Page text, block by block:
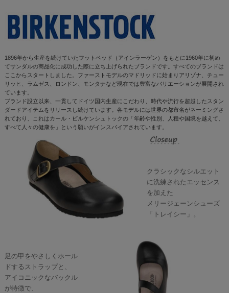
1896年から生産を続けていたフットベッド（アインラーゲン）をもとに1960年に初め
てサンダルの商品化に成功した際に立ち上げられたブランドです。すべてのブランドは
ここからスタートしました。ファーストモデルのマドリッドに始まりアリゾナ、チュー
リッヒ、ラムゼス、ロンドン、モンタナなど現在では豊富なバリエーションが展開され
ています。
ブランド設立以来、一貫してドイツ国内生産にこだわり、時代や流行を超越したスタン
ダードアイテムをリリースし続けています。各モデルには世界の都市名がネーミングさ
れており、これはカール・ビルケンシュトックの「年齢や性別、人種や国境を越えて、
すべて人々の健康を」という願いがインスパイアされています。
クラシックなシルエット
に洗練されたエッセンス
を加えた
メリージェーンシューズ
「トレイシー」。
足の甲をやさしくホール
ドするストラップと、
アイコニックなバックル
が特徴で、